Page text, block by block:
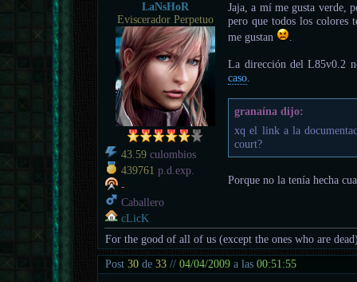
LaNsHoR
Eviscerador Perpetuo
43.59 culombios
439761 p.d.exp.
-
Caballero
cLicK
Jaja, a mí me gusta verde,
pero que todos los colores
me gustan
.
La dirección del L85v0.2
caso.
granaína dijo:
xq el link a la
court?
Porque no la tenía hecha
For the good of all of us (except the ones who are
Post30 de33 //04/04/2009 a las00:51:55